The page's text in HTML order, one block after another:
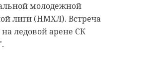
молодежной
лиги (НМХЛ). Встреча
ледовой арене СК
региона. По итогам
транспорт получили
Подпорожский и
районы.
Масленица!", которая
уникальные народные
полотна современных
Как прошло